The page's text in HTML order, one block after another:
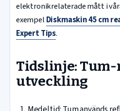
elektronikrelaterade mått i
exempel Diskmaskin 45 cm
Expert Tips.
Tidslinje:
utveckling